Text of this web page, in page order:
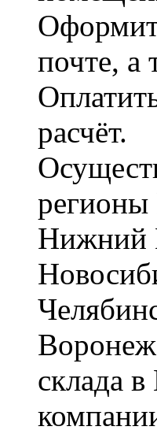
почте, а
расчёт.
регионы
Нижний
склада